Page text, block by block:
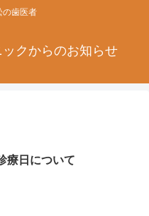
の歯医者
クからのお知らせ
療日について